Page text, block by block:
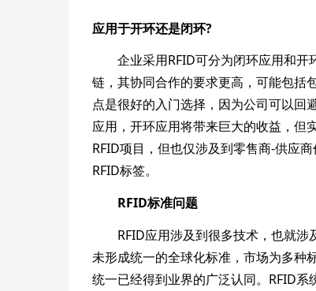
应用于开环还是闭环?
企业采用RFID可分为闭环应用和开
链，其协同合作的要求更高，可能包括
点是很好的入门选择，因为公司可以回
应用，开环应用将带来巨大的收益，但
RFID项目，但也仅涉及到零售商-供应
RFID标签。
RFID标准问题
RFID应用涉及到很多技术，也就涉
未形成统一的全球化标准，市场为多种
统一已经得到业界的广泛认同。RFID